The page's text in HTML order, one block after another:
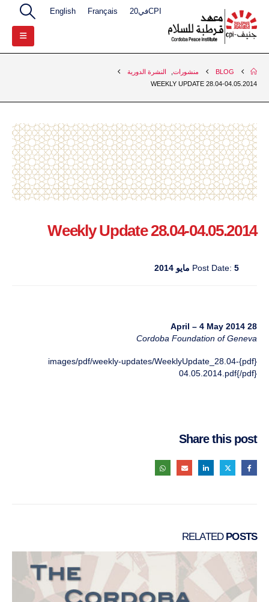
CPIفي20 Français
English
BLOG منشورات
النشرة الدورية
WEEKLY UPDATE 28.04-04.05.2014
Weekly Update 28.04-04.05.2014
Post Date: 5 مايو 2014
28 April – 4 May 2014
Cordoba Foundation of Geneva
{pdf}images/pdf/weekly-updates/WeeklyUpdate_28.04-
04.05.2014.pdf{/pdf}
Share this post
RELATED POSTS